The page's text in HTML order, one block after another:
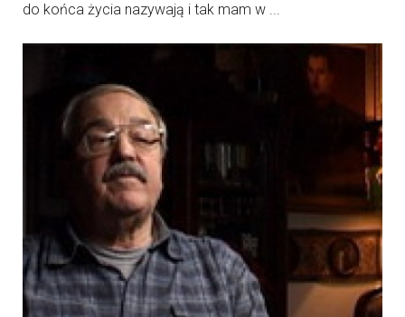
do końca życia nazywają i tak mam w ...